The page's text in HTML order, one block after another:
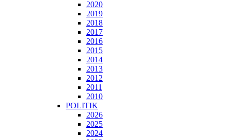
2020
2019
2018
2017
2016
2015
2014
2013
2012
2011
2010
POLITIK
2026
2025
2024